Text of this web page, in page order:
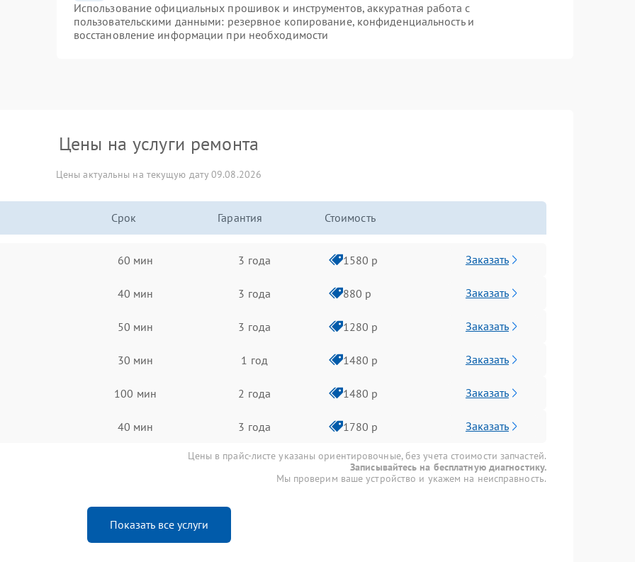
Использование официальных прошивок и инструментов, аккуратная работа с
пользовательскими данными: резервное копирование, конфиденциальность и
восстановление информации при необходимости
Цены на услуги ремонта
Цены актуальны на текущую дату 09.08.2026
Срок Гарантия Стоимость
60 мин 3 года 1580 р Заказать
40 мин 3 года 880 р Заказать
50 мин 3 года 1280 р Заказать
30 мин 1 год 1480 р Заказать
100 мин 2 года 1480 р Заказать
40 мин 3 года 1780 р Заказать
Цены в прайс-листе указаны ориентировочные, без учета стоимости запчастей.
Записывайтесь на бесплатную диагностику.
Мы проверим ваше устройство и укажем на неисправность.
Показать все услуги